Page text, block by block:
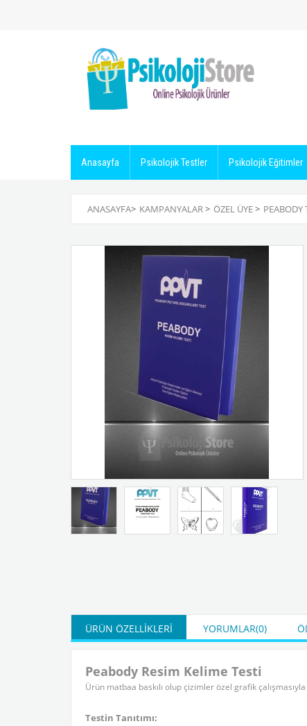
Anasayfa Psikolojik Testler Psikolojik Eğitimler
ANASAYFA> KAMPANYALAR> ÖZEL ÜYE> PEABODY
ÜRÜN ÖZELLIKLERI YORUMLAR(0)
Peabody Resim Kelime Testi
Ürün matbaa baskılı olup çizimler özel grafik
Testin Tanıtımı: